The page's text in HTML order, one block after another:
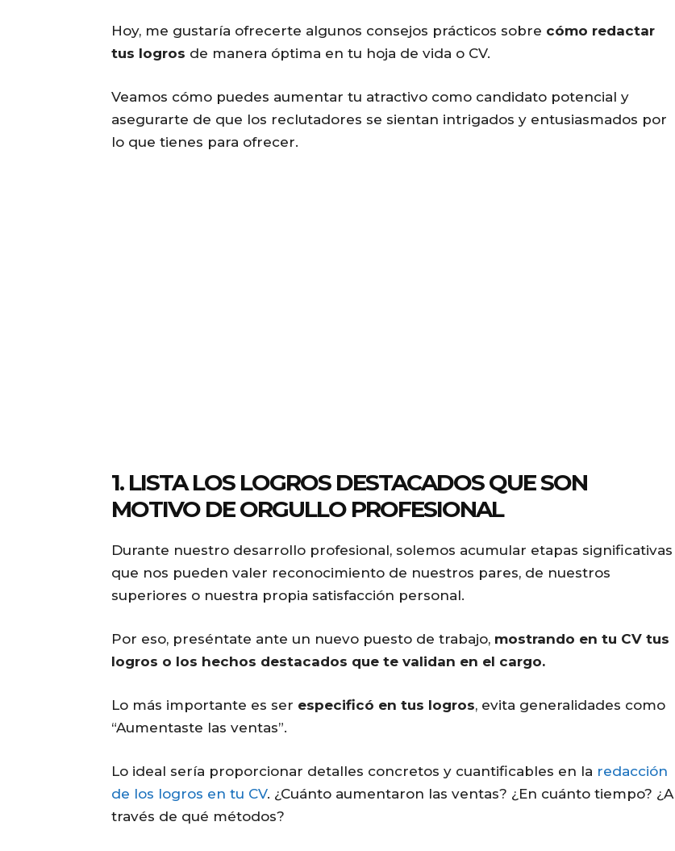
Hoy, me gustaría ofrecerte algunos consejos prácticos sobre cómo redactar
tus logros de manera óptima en tu hoja de vida o CV.
Veamos cómo puedes aumentar tu atractivo como candidato potencial y
asegurarte de que los reclutadores se sientan intrigados y entusiasmados por
lo que tienes para ofrecer.
1. LISTA LOS LOGROS DESTACADOS QUE SON
MOTIVO DE ORGULLO PROFESIONAL
Durante nuestro desarrollo profesional, solemos acumular etapas significativas
que nos pueden valer reconocimiento de nuestros pares, de nuestros
superiores o nuestra propia satisfacción personal.
Por eso, preséntate ante un nuevo puesto de trabajo, mostrando en tu CV tus
logros o los hechos destacados que te validan en el cargo.
Lo más importante es ser especificó en tus logros, evita generalidades como
“Aumentaste las ventas”.
Lo ideal sería proporcionar detalles concretos y cuantificables en la redacción
de los logros en tu CV. ¿Cuánto aumentaron las ventas? ¿En cuánto tiempo? ¿A
través de qué métodos?